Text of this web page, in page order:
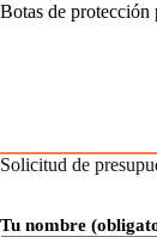
Botas de protección
Solicitud de
Tu nombre